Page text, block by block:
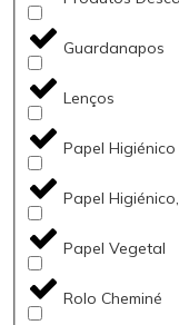
Guardanapos
Lenços
Papel Higiénico
Papel
Papel Vegetal
Rolo Cheminé